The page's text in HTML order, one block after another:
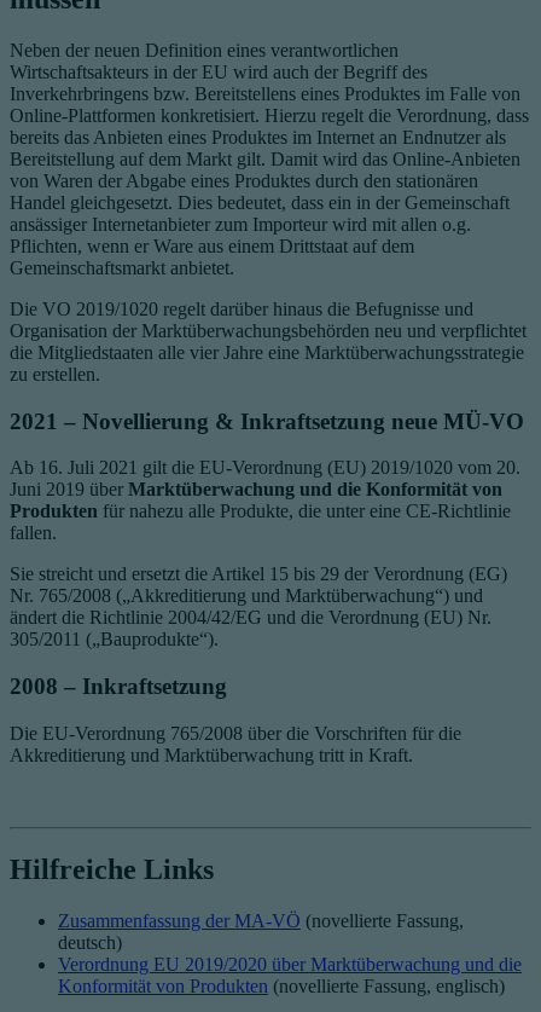
Neben der neuen Definition eines verantwortlichen
Wirtschaftsakteurs in der EU wird auch der Begriff des
Inverkehrbringens bzw. Bereitstellens eines Produktes im Falle von
Online-Plattformen konkretisiert. Hierzu regelt die Verordnung, dass
bereits das Anbieten eines Produktes im Internet an Endnutzer als
Bereitstellung auf dem Markt gilt. Damit wird das Online-Anbieten
von Waren der Abgabe eines Produktes durch den stationären
Handel gleichgesetzt. Dies bedeutet, dass ein in der Gemeinschaft
ansässiger Internetanbieter zum Importeur wird mit allen o.g.
Pflichten, wenn er Ware aus einem Drittstaat auf dem
Gemeinschaftsmarkt anbietet.
Die VO 2019/1020 regelt darüber hinaus die Befugnisse und
Organisation der Marktüberwachungsbehörden neu und verpflichtet
die Mitgliedstaaten alle vier Jahre eine Marktüberwachungsstrategie
zu erstellen.
2021 – Novellierung & Inkraftsetzung neue MÜ-VO
Ab 16. Juli 2021 gilt die EU-Verordnung (EU) 2019/1020 vom 20.
Juni 2019 über Marktüberwachung und die Konformität von
Produkten für nahezu alle Produkte, die unter eine CE-Richtlinie
fallen.
Sie streicht und ersetzt die Artikel 15 bis 29 der Verordnung (EG)
Nr. 765/2008 („Akkreditierung und Marktüberwachung“) und
ändert die Richtlinie 2004/42/EG und die Verordnung (EU) Nr.
305/2011 („Bauprodukte“).
2008 – Inkraftsetzung
Die EU-Verordnung 765/2008 über die Vorschriften für die
Akkreditierung und Marktüberwachung tritt in Kraft.
Hilfreiche Links
Zusammenfassung der MA-VÖ (novellierte Fassung,
deutsch)
Verordnung EU 2019/2020 über Marktüberwachung und die
Konformität von Produkten (novellierte Fassung, englisch)